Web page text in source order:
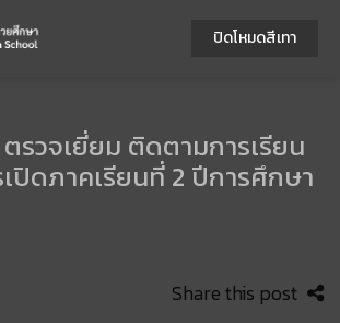
รวจเยี่ยม ติดตามการเรียน
ปิดภาคเรียนที่ 2 ปีการศึกษา
Share this post
ปิดโหมดสีเทา